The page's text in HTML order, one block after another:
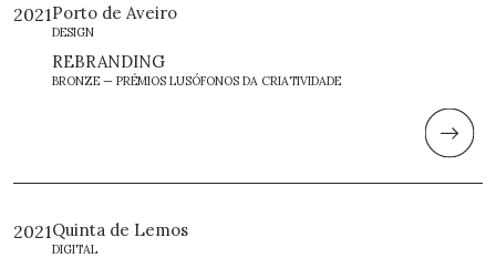
2021Porto de Aveiro
DESIGN
REBRANDING
BRONZE — PRÉMIOS LUSÓFONOS DA CRIATIVIDADE
2021Quinta de Lemos
DIGITAL